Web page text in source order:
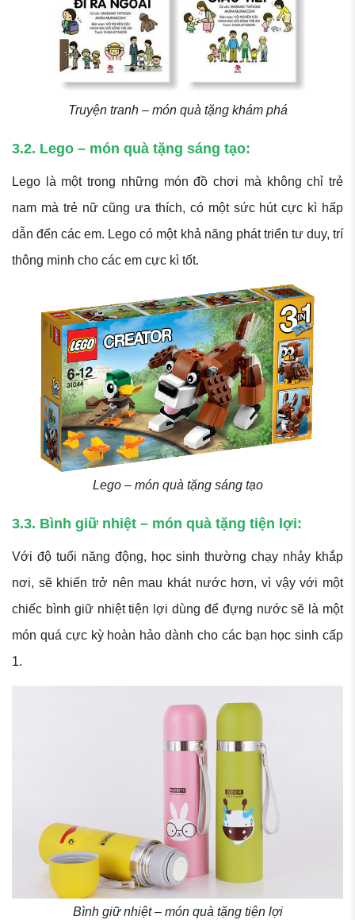
Truyện tranh – món quà tặng khám phá
3.2. Lego – món quà tặng sáng tạo:
Lego là một trong những món đồ chơi mà không chỉ trẻ
nam mà trẻ nữ cũng ưa thích, có một sức hút cực kì hấp
dẫn đến các em. Lego có một khả năng phát triển tư duy, trí
thông minh cho các em cực kì tốt.
Lego – món quà tặng sáng tạo
3.3. Bình giữ nhiệt – món quà tặng tiện lợi:
Với độ tuổi năng động, học sinh thường chạy nhảy khắp
nơi, sẽ khiến trở nên mau khát nước hơn, vì vậy với một
chiếc bình giữ nhiệt tiện lợi dùng để đựng nước sẽ là một
món quá cực kỳ hoàn hảo dành cho các bạn học sinh cấp
1.
Bình giữ nhiệt – món quà tặng tiện lợi